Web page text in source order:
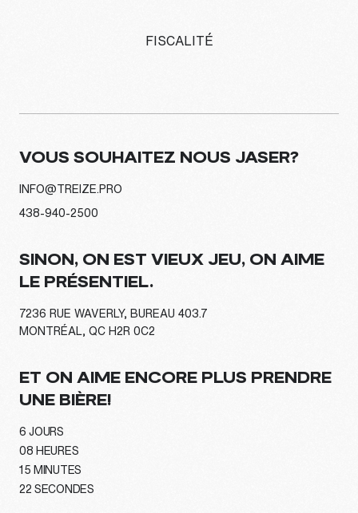
FISCALITÉ
VOUS SOUHAITEZ NOUS JASER?
INFO@TREIZE.PRO
438-940-2500
SINON, ON EST VIEUX JEU, ON AIME
LE PRÉSENTIEL.
7236 RUE WAVERLY, BUREAU 403.7
MONTRÉAL, QC H2R 0C2
ET ON AIME ENCORE PLUS PRENDRE
UNE BIÈRE!
6 JOURS
08 HEURES
15 MINUTES
20 SECONDES